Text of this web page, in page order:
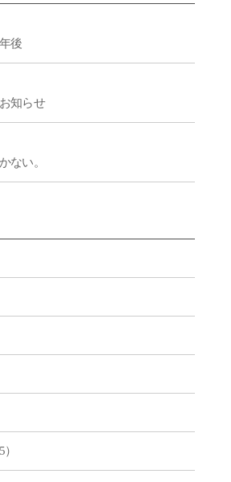
後
知らせ
ない。